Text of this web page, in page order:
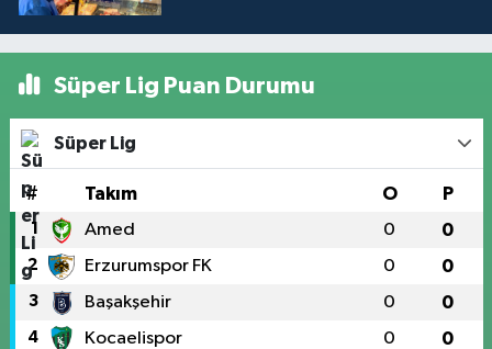
Süper Lig Puan Durumu
Süper Lig
# Takım O P
1 Amed 0 0
2 Erzurumspor FK 0 0
3 Başakşehir 0 0
4 Kocaelispor 0 0